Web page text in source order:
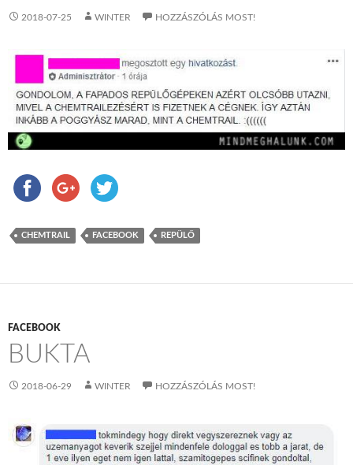
2018-07-25 WINTER HOZZÁSZÓLÁS MOST!
CHEMTRAIL FACEBOOK REPÜLŐ
FACEBOOK
BUKTA
2018-06-29 WINTER HOZZÁSZÓLÁS MOST!